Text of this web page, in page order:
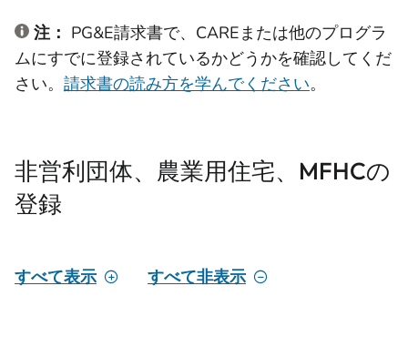
注： PG&E請求書で、CAREまたは他のプログラ
ムにすでに登録されているかどうかを確認してくだ
さい。 請求書の読み方を学んでください。
非営利団体、農業用住宅、MFHCの
登録
すべて表示 すべて非表示